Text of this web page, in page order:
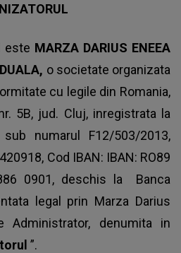
MARZA DARIUS ENEEA
o societate organizata
cu legile din Romania,
5B, jud. Cluj, inregistrata la
numarul F12/503/2013,
Cod IBAN: IBAN: RO89
0901, deschis la Banca
legal prin Marza Darius
Administrator, denumita in
”.